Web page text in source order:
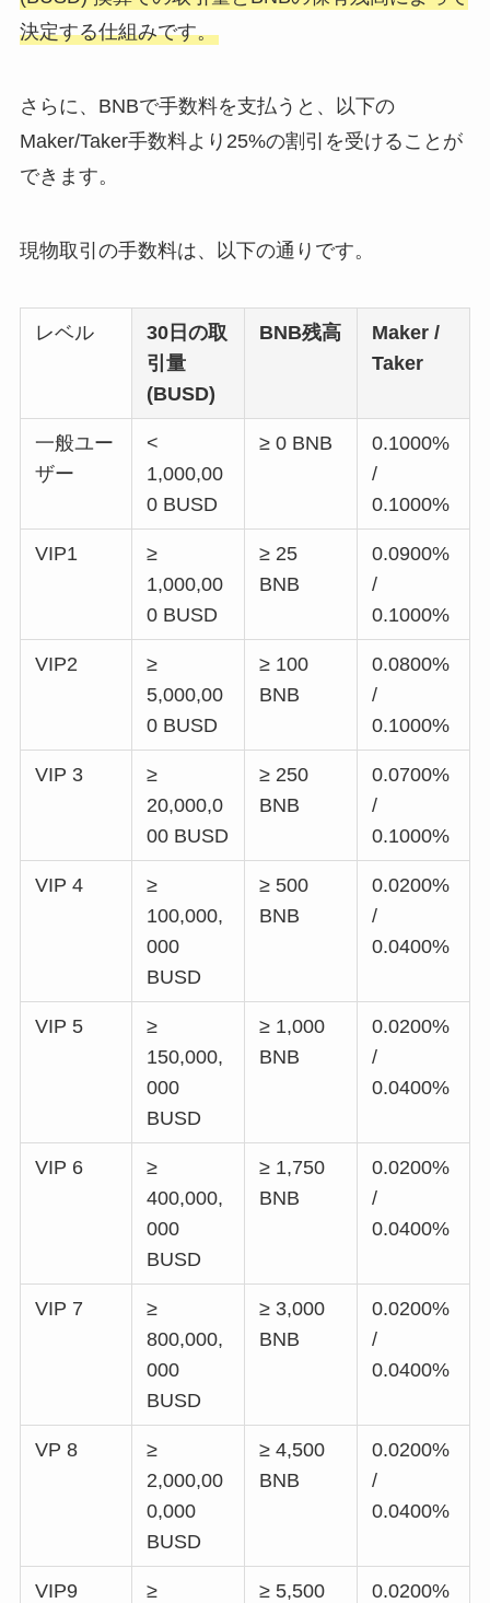
決定する仕組みです。
さらに、BNBで手数料を支払うと、以下の
Maker/Taker手数料より25%の割引を受けることが
できます。
現物取引の手数料は、以下の通りです。
レベル
30日の取
引量
(BUSD)
BNB残高
Maker /
Taker
一般ユー
ザー
<
1,000,00
0 BUSD
≥ 0 BNB
0.1000%
/
0.1000%
VIP1
≥
1,000,00
0 BUSD
≥ 25
BNB
0.0900%
/
0.1000%
VIP2
≥
5,000,00
0 BUSD
≥ 100
BNB
0.0800%
/
0.1000%
VIP 3
≥
20,000,0
00 BUSD
≥ 250
BNB
0.0700%
/
0.1000%
VIP 4
≥
100,000,
000
BUSD
≥ 500
BNB
0.0200%
/
0.0400%
VIP 5
≥
150,000,
000
BUSD
≥ 1,000
BNB
0.0200%
/
0.0400%
VIP 6
≥
400,000,
000
BUSD
≥ 1,750
BNB
0.0200%
/
0.0400%
VIP 7
≥
800,000,
000
BUSD
≥ 3,000
BNB
0.0200%
/
0.0400%
VP 8
≥
2,000,00
0,000
BUSD
≥ 4,500
BNB
0.0200%
/
0.0400%
VIP9
≥
≥ 5,500
0.0200%